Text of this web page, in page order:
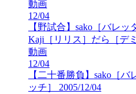
動画
12/04
【野試合】sako［バレッ
Kaji［リリス］だら［デ
動画
12/04
【二十番勝負】sako［
ッチ］ 2005/12/04